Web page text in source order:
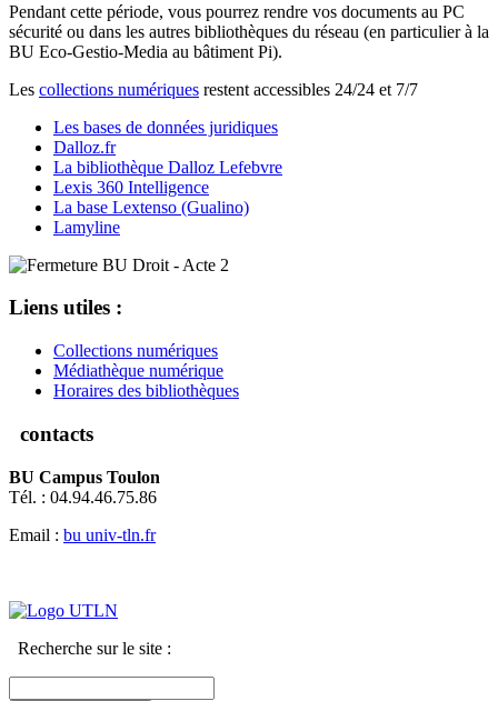
Pendant cette période, vous pourrez rendre vos documents au PC
sécurité ou dans les autres bibliothèques du réseau (en particulier à la
BU Eco-Gestio-Media au bâtiment Pi).
Les collections numériques restent accessibles 24/24 et 7/7
Les bases de données juridiques
Dalloz.fr
La bibliothèque Dalloz Lefebvre
Lexis 360 Intelligence
La base Lextenso (Gualino)
Lamyline
Liens utiles :
Collections numériques
Médiathèque numérique
Horaires des bibliothèques
contacts
BU Campus Toulon
Tél. : 04.94.46.75.86
Email : bu univ-tln.fr
Recherche sur le site :